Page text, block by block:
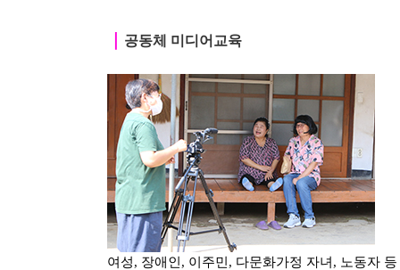
공동체 미디어교육
여성, 장애인, 이주민, 다문화가정 자녀, 노동자 등